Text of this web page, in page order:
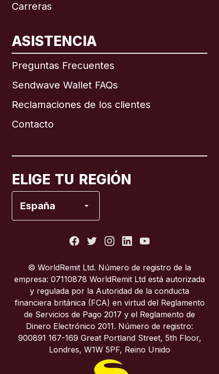
Carreras
ASISTENCIA
Preguntas Frecuentes
Sendwave Wallet FAQs
Reclamaciones de los clientes
Contacto
ELIGE TU REGIÓN
España
Internacional English
Brasil
Italia
Portugal
Reino Unido
© WorldRemit Ltd. Número de registro de la
empresa: 07110878 WorldRemit Ltd está autorizada
y regulada por la Autoridad de la conducta
financiera británica (FCA) en virtud del Reglamento
de Servicios de Pago 2017 y el Reglamento de
Dinero Electrónico 2011. Número de registro:
900891 167-169 Great Portland Street, 5th Floor,
Londres, W1W 5PF, Reino Unido